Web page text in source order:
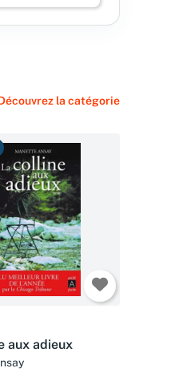
la catégorie
aux adieux